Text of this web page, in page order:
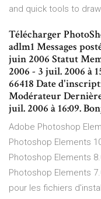
and quick tools to draw
Télécharger
adlm1 Messages
juin 2006 Statut
2006 - 3 juil. 2006 à
66418 Date
Modérateur
juil. 2006 à 16:09.
Adobe Photoshop
Photoshop Elements
Photoshop Elements
Photoshop Elements
pour les fichiers